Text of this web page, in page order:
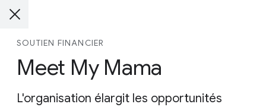
SOUTIEN FINANCIER
Meet My Mama
L'organisation élargit les opportunités